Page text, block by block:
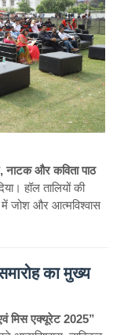
नाटक और कविता पाठ
हॉल तालियों की
जोश और आत्मविश्वास
का मुख्य
मिस एक्यूरेट 2025”